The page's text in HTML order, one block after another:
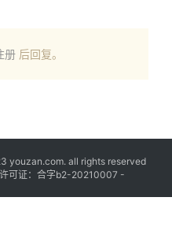
册 后回复。
youzan.com. all rights reserved
可证：合字b2-20210007 -